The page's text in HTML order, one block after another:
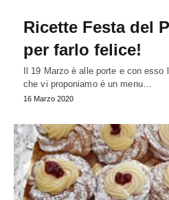
Ricette Festa del
per farlo felice!
Il 19 Marzo è alle porte e con
che vi proponiamo è un menu…
16 Marzo 2020